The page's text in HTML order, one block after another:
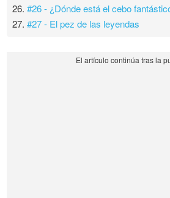
26.#26 - ¿Dónde está el cebo
27.#27 - El pez de las leyendas